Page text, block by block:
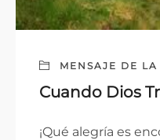
MENSAJE DE LA
Cuando Dios
¡Qué alegría es